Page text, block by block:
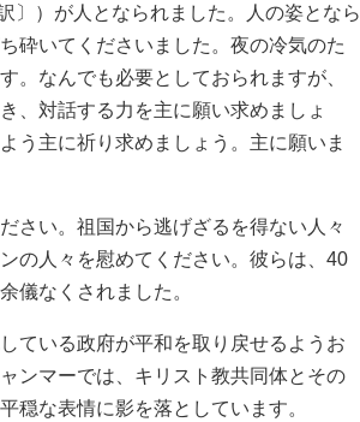
〕）が人となられました。人の姿となら
砕いてくださいました。夜の冷気のた
。なんでも必要としておられますが、
、対話する力を主に願い求めましょ
う主に祈り求めましょう。主に願いま
さい。祖国から逃げざるを得ない人々
の人々を慰めてください。彼らは、40
儀なくされました。
ている政府が平和を取り戻せるようお
ンマーでは、キリスト教共同体とその
穏な表情に影を落としています。